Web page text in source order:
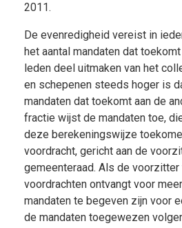
2011.
De evenredigheid vereist in
het aantal mandaten dat
leden deel uitmaken van het
en schepenen steeds hoger is
mandaten dat toekomt aan de
fractie wijst de mandaten toe,
deze berekeningswijze
voordracht, gericht aan de
gemeenteraad. Als de
voordrachten ontvangt voor
mandaten te begeven zijn voor
de mandaten toegewezen